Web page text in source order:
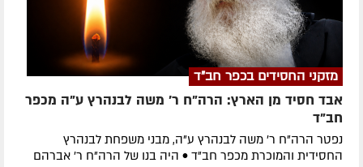
מזקני החסידים בכפר חב"ד
אבד חסיד מן הארץ: הרה"ח ר' משה לבנהרץ ע"ה מכפר
חב"ד
נפטר הרה"ח ר' משה לבנהרץ ע"ה, מבני משפחת לבנהרץ
החסידית והמוכרת מכפר חב"ד • היה בנו של הרה"ח ר' אברהם